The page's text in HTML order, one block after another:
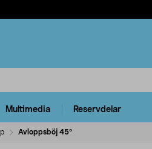
Multimedia Reservdelar
Avloppsböj 45°